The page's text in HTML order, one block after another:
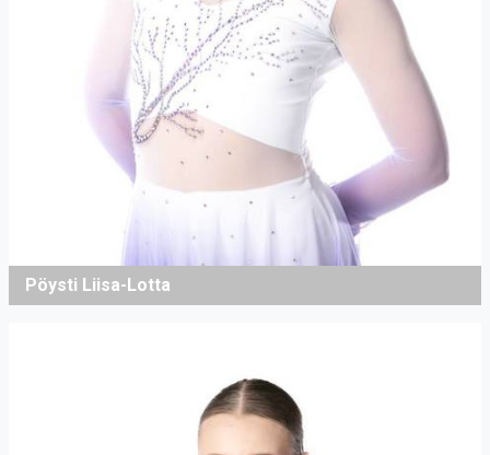
Pöysti Liisa-Lotta